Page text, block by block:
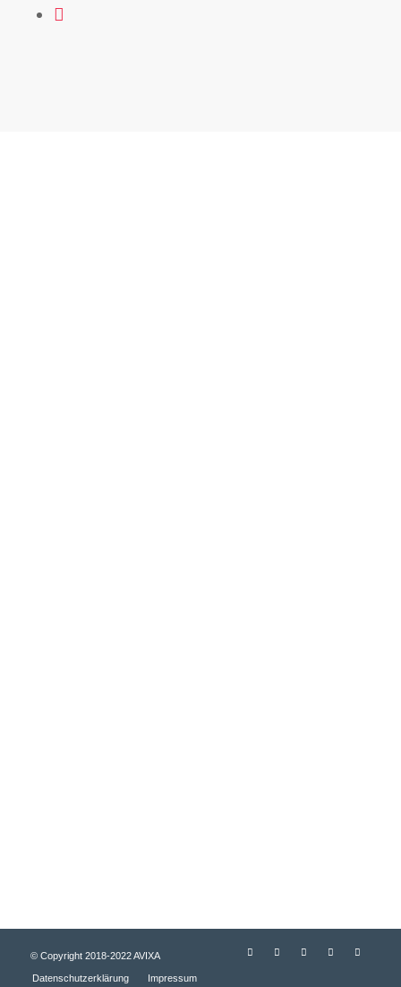
© Copyright 2018-2022 AVIXA
Datenschutzerklärung Impressum